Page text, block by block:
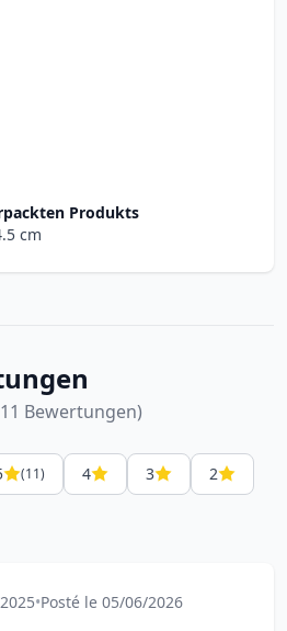
Produkts
cm
Bewertungen)
(11) 4 3
2
•Posté le 05/06/2026